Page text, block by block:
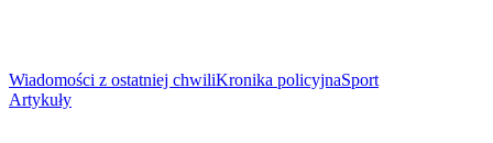
Wiadomości z ostatniej chwiliKronika policyjnaSport
Artykuły